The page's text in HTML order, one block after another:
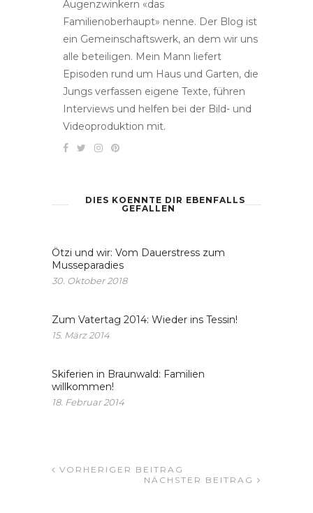
Augenzwinkern «das
Familienoberhaupt» nenne. Der Blog ist
ein Gemeinschaftswerk, an dem wir uns
alle beteiligen. Mein Mann liefert
Episoden rund um Haus und Garten, die
Jungs verfassen eigene Texte, führen
Interviews und helfen bei der Bild- und
Videoproduktion mit.
DIES KOENNTE DIR EBENFALLS
GEFALLEN
Ötzi und wir: Vom Dauerstress zum
Musseparadies
30. Oktober 2018
Zum Vatertag 2014: Wieder ins Tessin!
15. März 2014
Skiferien in Braunwald: Familien
willkommen!
18. Februar 2014
VORHERIGER BEITRAG
NÄCHSTER BEITRAG